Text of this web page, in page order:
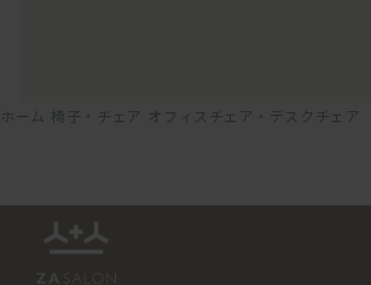
ホーム 椅子・チェア オフィスチェア・デスクチェア